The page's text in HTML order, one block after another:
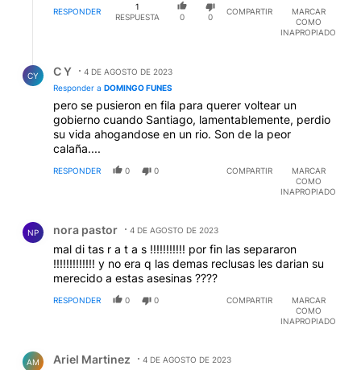
RESPONDER
1
RESPUESTA
0 0
COMPARTIR
MARCAR
COMO
INAPROPIADO
CY C Y
4 DE AGOSTO DE 2023
Responder a DOMINGO FUNES
pero se pusieron en fila para querer voltear un
gobierno cuando Santiago, lamentablemente, perdio
su vida ahogandose en un rio. Son de la peor
calaña....
RESPONDER 0 0 COMPARTIR
MARCAR
COMO
INAPROPIADO
NP nora pastor 4 DE AGOSTO DE 2023
mal di tas r a t a s !!!!!!!!!!! por fin las separaron
!!!!!!!!!!!!! y no era q las demas reclusas les darian su
merecido a estas asesinas ????
RESPONDER 0 0 COMPARTIR
MARCAR
COMO
INAPROPIADO
AM Ariel Martinez 4 DE AGOSTO DE 2023